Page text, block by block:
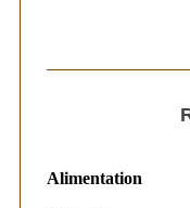
Alimentation